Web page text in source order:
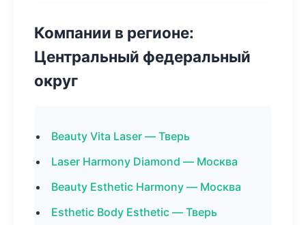
Компании в регионе:
Центральный федеральный
округ
Beauty Vita Laser — Тверь
Laser Harmony Diamond — Москва
Beauty Esthetic Harmony — Москва
Esthetic Body Esthetic — Тверь